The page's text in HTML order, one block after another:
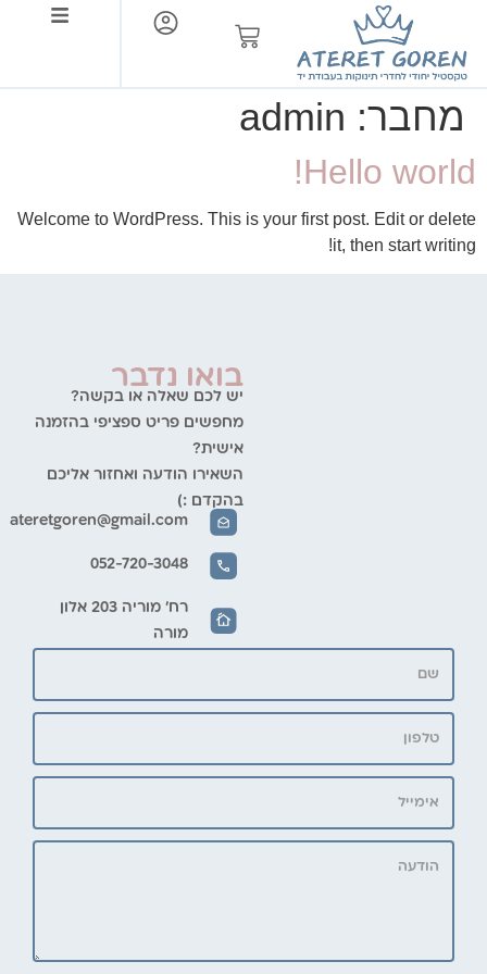
מחבר: admin
Hello world!
Welcome to WordPress. This is your first post. Edit or delete
it, then start writing!
בואו נדבר
יש לכם שאלה או בקשה?
מחפשים פריט ספציפי בהזמנה
אישית?
השאירו הודעה ואחזור אליכם
בהקדם :)
ateretgoren@gmail.com
052-720-3048
רח' מוריה 203 אלון
מורה